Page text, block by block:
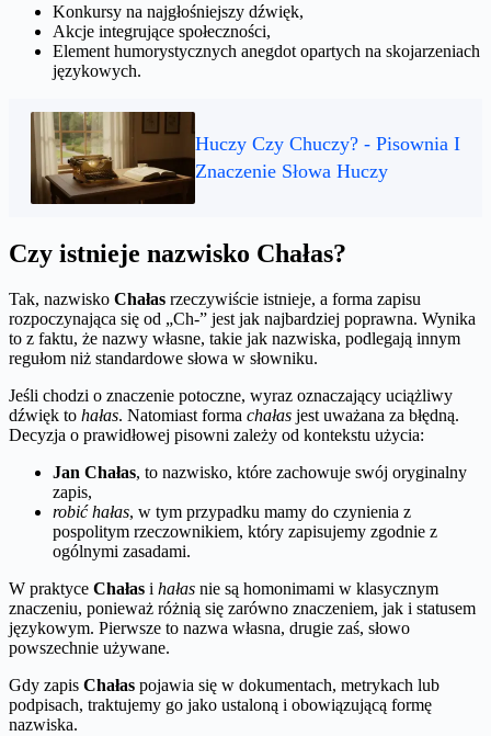
Konkursy na najgłośniejszy dźwięk,
Akcje integrujące społeczności,
Element humorystycznych anegdot opartych na skojarzeniach
językowych.
Huczy Czy Chuczy? - Pisownia I
Znaczenie Słowa Huczy
Czy istnieje nazwisko Chałas?
Tak, nazwisko Chałas rzeczywiście istnieje, a forma zapisu
rozpoczynająca się od „Ch-” jest jak najbardziej poprawna. Wynika
to z faktu, że nazwy własne, takie jak nazwiska, podlegają innym
regułom niż standardowe słowa w słowniku.
Jeśli chodzi o znaczenie potoczne, wyraz oznaczający uciążliwy
dźwięk to hałas. Natomiast forma chałas jest uważana za błędną.
Decyzja o prawidłowej pisowni zależy od kontekstu użycia:
Jan Chałas, to nazwisko, które zachowuje swój oryginalny
zapis,
robić hałas, w tym przypadku mamy do czynienia z
pospolitym rzeczownikiem, który zapisujemy zgodnie z
ogólnymi zasadami.
W praktyce Chałas i hałas nie są homonimami w klasycznym
znaczeniu, ponieważ różnią się zarówno znaczeniem, jak i statusem
językowym. Pierwsze to nazwa własna, drugie zaś, słowo
powszechnie używane.
Gdy zapis Chałas pojawia się w dokumentach, metrykach lub
podpisach, traktujemy go jako ustaloną i obowiązującą formę
nazwiska.